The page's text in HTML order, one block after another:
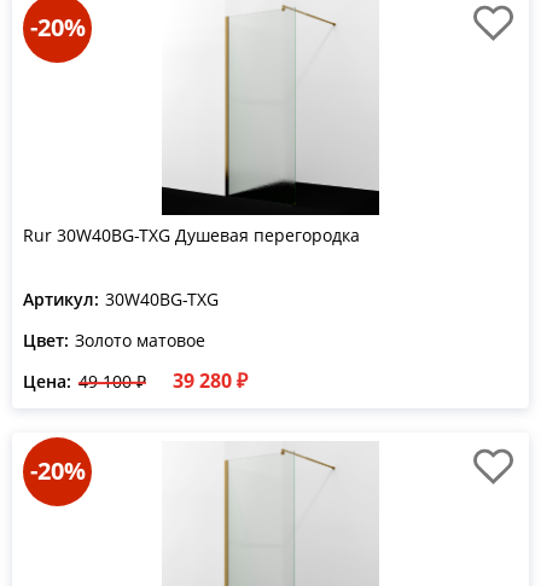
-20%
Rur 30W40BG-TXG Душевая перегородка
Артикул: 30W40BG-TXG
Цвет: Золото матовое
Цена: 49 100 ₽ 39 280 ₽
-20%